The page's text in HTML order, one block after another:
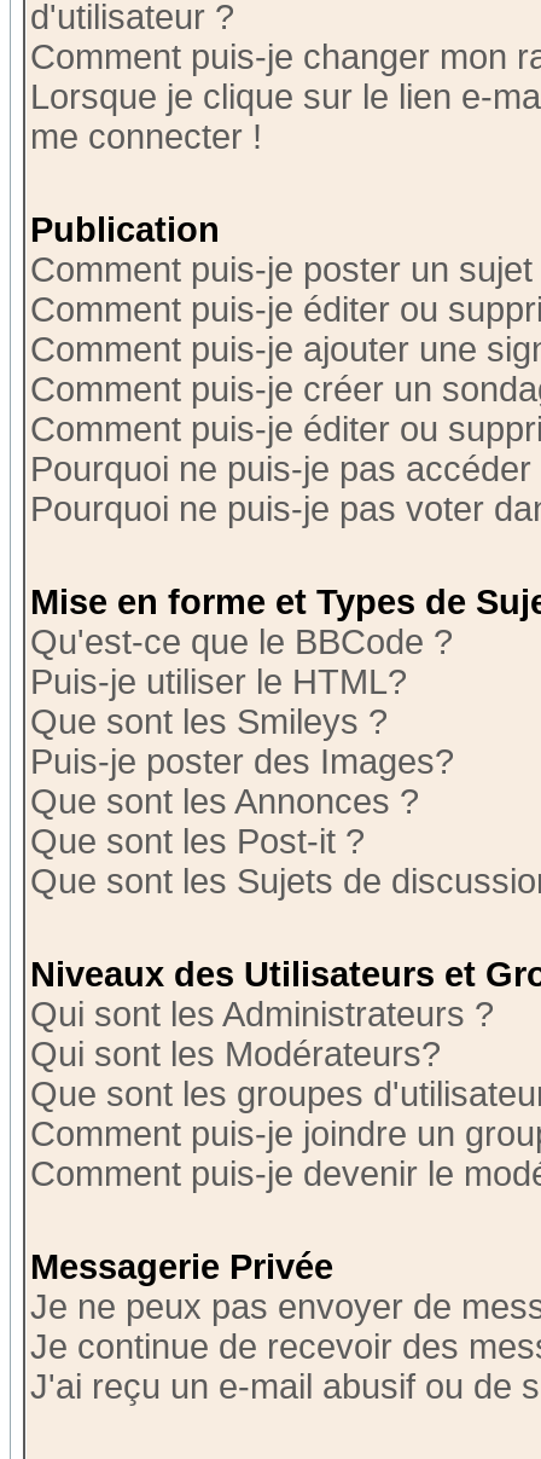
d'utilisateur ?
Comment puis-je changer mon
Lorsque je clique sur le lien e-
me connecter !
Publication
Comment puis-je poster un
Comment puis-je éditer ou
Comment puis-je ajouter une
Comment puis-je créer un
Comment puis-je éditer ou
Pourquoi ne puis-je pas
Pourquoi ne puis-je pas voter
Mise en forme et Types de
Qu'est-ce que le BBCode ?
Puis-je utiliser le HTML?
Que sont les Smileys ?
Puis-je poster des Images?
Que sont les Annonces ?
Que sont les Post-it ?
Que sont les Sujets de
Niveaux des Utilisateurs et
Qui sont les Administrateurs ?
Qui sont les Modérateurs?
Que sont les groupes
Comment puis-je joindre un
Comment puis-je devenir le
Messagerie Privée
Je ne peux pas envoyer de
Je continue de recevoir des
J'ai reçu un e-mail abusif ou de